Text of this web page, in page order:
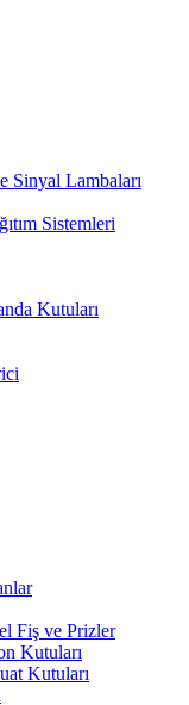
Sinyal Lambaları
Sistemleri
Kutuları
Fiş ve Prizler
Kutuları
Kutuları